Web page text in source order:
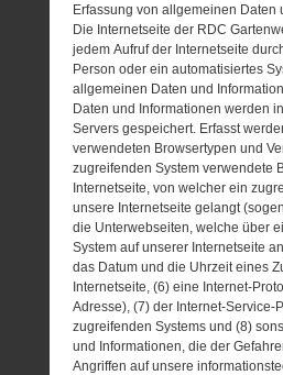
Erfassung von allgemeinen Daten
Die Internetseite der RDC
jedem Aufruf der Internetseite
Person oder ein automatisiertes
allgemeinen Daten und
Daten und Informationen werden
Servers gespeichert. Erfasst
verwendeten Browsertypen und
zugreifenden System verwendete
Internetseite, von welcher ein
unsere Internetseite gelangt
die Unterwebseiten, welche über
System auf unserer Internetseite
das Datum und die Uhrzeit eines
Internetseite, (6) eine Internet-
Adresse), (7) der Internet-Service-
zugreifenden Systems und (8)
und Informationen, die der
Angriffen auf unsere